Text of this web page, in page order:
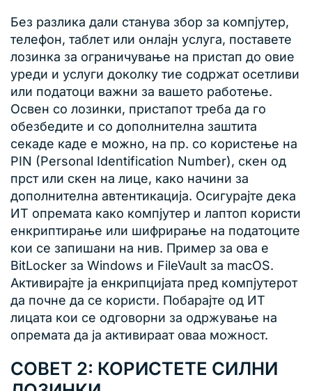
Без разлика дали станува збор за компјутер,
телефон, таблет или онлајн услуга, поставете
лозинка за ограничување на пристап до овие
уреди и услуги доколку тие содржат осетливи
или податоци важни за вашето работење.
Освен со лозинки, пристапот треба да го
обезбедите и со дополнителна заштита
секаде каде е можно, на пр. со користење на
PIN (Personal Identification Number), скен од
прст или скен на лице, како начини за
дополнителна автентикација. Осигурајте дека
ИТ опремата како компјутер и лаптоп користи
енкриптирање или шифрирање на податоците
кои се запишани на нив. Пример за ова е
BitLocker за Windows и FileVault за macOS.
Активирајте ја енкрипцијата пред компјутерот
да почне да се користи. Побарајте од ИТ
лицата кои се одговорни за одржување на
опремата да ја активираат оваа можност.
СОВЕТ 2: КОРИСТЕТЕ СИЛНИ